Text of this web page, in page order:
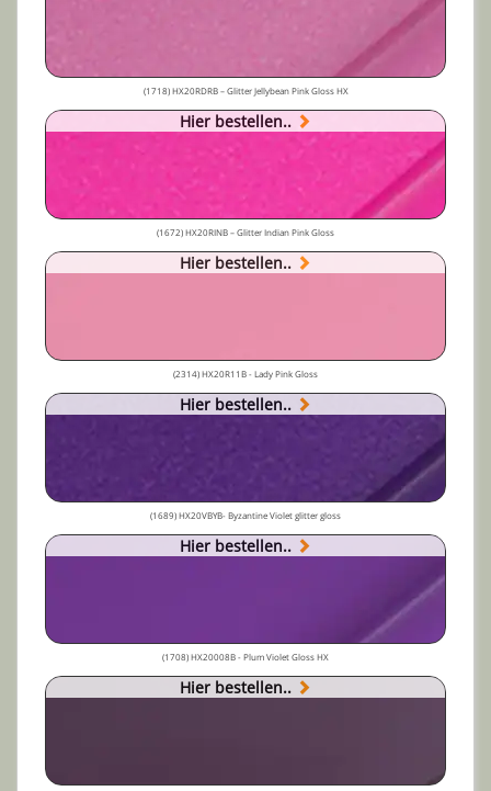
(1718) HX20RDRB – Glitter Jellybean Pink Gloss HX
Hier bestellen..
(1672) HX20RINB – Glitter Indian Pink Gloss
Hier bestellen..
(2314) HX20R11B - Lady Pink Gloss
Hier bestellen..
(1689) HX20VBYB- Byzantine Violet glitter gloss
Hier bestellen..
(1708) HX20008B - Plum Violet Gloss HX
Hier bestellen..